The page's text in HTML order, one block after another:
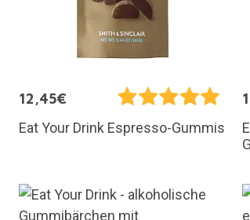
12,45€
Eat Your Drink Espresso-Gummis